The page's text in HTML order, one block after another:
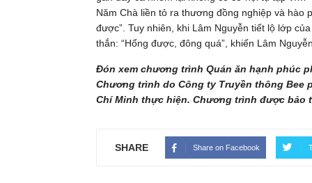
Năm Chà liền tỏ ra thương đồng nghiệp và hào
được”. Tuy nhiên, khi Lâm Nguyễn tiết lộ lớp
thắn: “Hổng được, đông quá”, khiến Lâm
Đón xem chương trình Quán ăn hạnh phúc
Chương trình do Công ty Truyền thông Bee
Chí Minh thực hiện. Chương trình được
SHARE Share on Facebook